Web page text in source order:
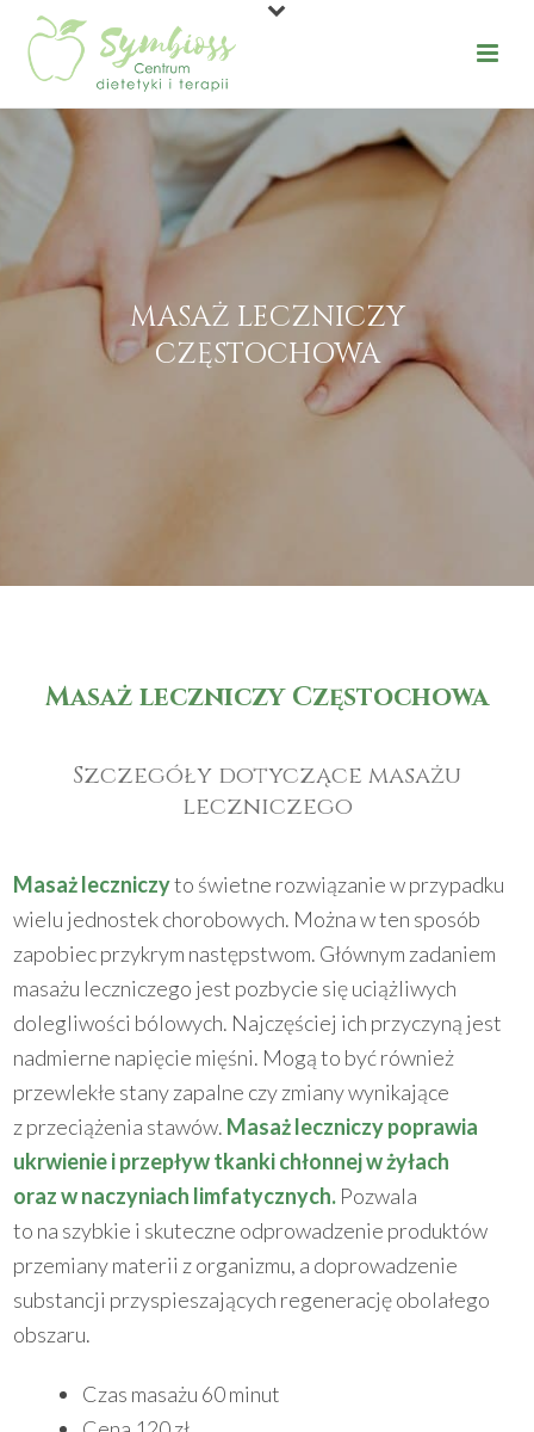
MASAŻ LECZNICZY
CZĘSTOCHOWA
Masaż leczniczy Częstochowa
Szczegóły dotyczące masażu
leczniczego
Masaż leczniczyto świetne rozwiązanie w przypadku
wielu jednostek chorobowych. Można w ten sposób
zapobiec przykrym następstwom. Głównym zadaniem
masażu leczniczego jest pozbycie się uciążliwych
dolegliwości bólowych. Najczęściej ich przyczyną jest
nadmierne napięcie mięśni. Mogą to być również
przewlekłe stany zapalne czy zmiany wynikające
z przeciążenia stawów. Masaż leczniczy poprawia
ukrwienie i przepływ tkanki chłonnej w żyłach
oraz w naczyniach limfatycznych. Pozwala
to na szybkie i skuteczne odprowadzenie produktów
przemiany materii z organizmu, a doprowadzenie
substancji przyspieszających regenerację obolałego
obszaru.
Czas masażu 60 minut